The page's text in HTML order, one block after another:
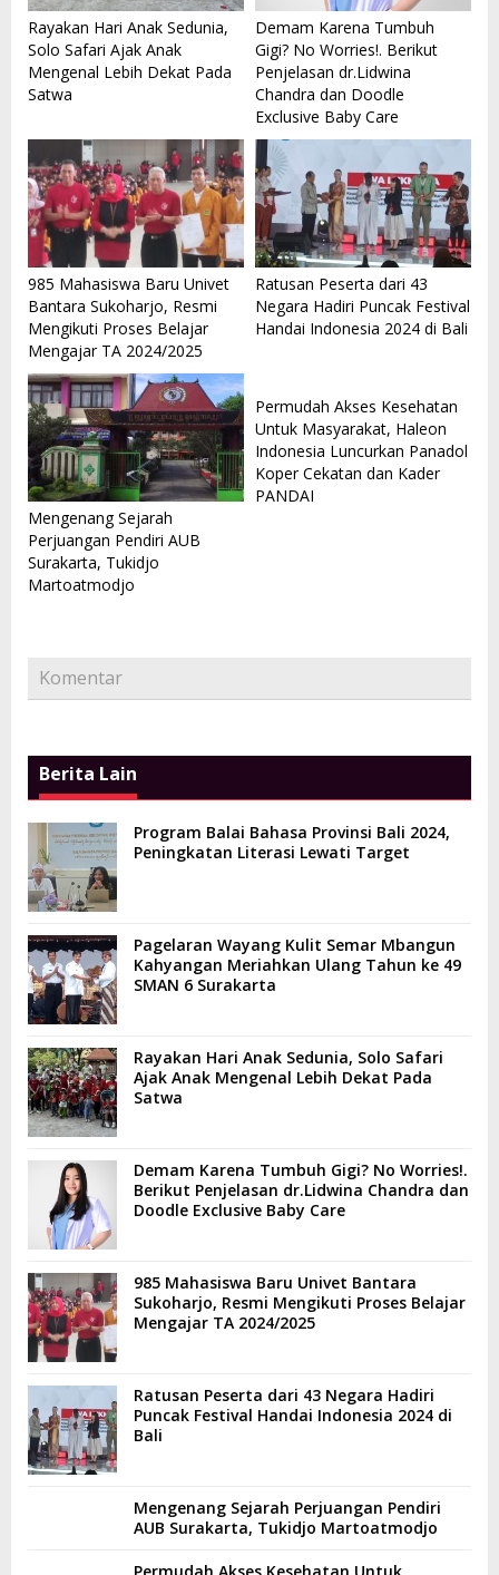
Rayakan Hari Anak Sedunia,
Solo Safari Ajak Anak
Mengenal Lebih Dekat Pada
Satwa
Demam Karena Tumbuh
Gigi? No Worries!. Berikut
Penjelasan dr.Lidwina
Chandra dan Doodle
Exclusive Baby Care
985 Mahasiswa Baru Univet
Bantara Sukoharjo, Resmi
Mengikuti Proses Belajar
Mengajar TA 2024/2025
Ratusan Peserta dari 43
Negara Hadiri Puncak Festival
Handai Indonesia 2024 di Bali
Mengenang Sejarah
Perjuangan Pendiri AUB
Surakarta, Tukidjo
Martoatmodjo
Permudah Akses Kesehatan
Untuk Masyarakat, Haleon
Indonesia Luncurkan Panadol
Koper Cekatan dan Kader
PANDAI
Komentar
Berita Lain
Program Balai Bahasa Provinsi Bali 2024,
Peningkatan Literasi Lewati Target
Pagelaran Wayang Kulit Semar Mbangun
Kahyangan Meriahkan Ulang Tahun ke 49
SMAN 6 Surakarta
Rayakan Hari Anak Sedunia, Solo Safari
Ajak Anak Mengenal Lebih Dekat Pada
Satwa
Demam Karena Tumbuh Gigi? No Worries!.
Berikut Penjelasan dr.Lidwina Chandra dan
Doodle Exclusive Baby Care
985 Mahasiswa Baru Univet Bantara
Sukoharjo, Resmi Mengikuti Proses Belajar
Mengajar TA 2024/2025
Ratusan Peserta dari 43 Negara Hadiri
Puncak Festival Handai Indonesia 2024 di
Bali
Mengenang Sejarah Perjuangan Pendiri
AUB Surakarta, Tukidjo Martoatmodjo